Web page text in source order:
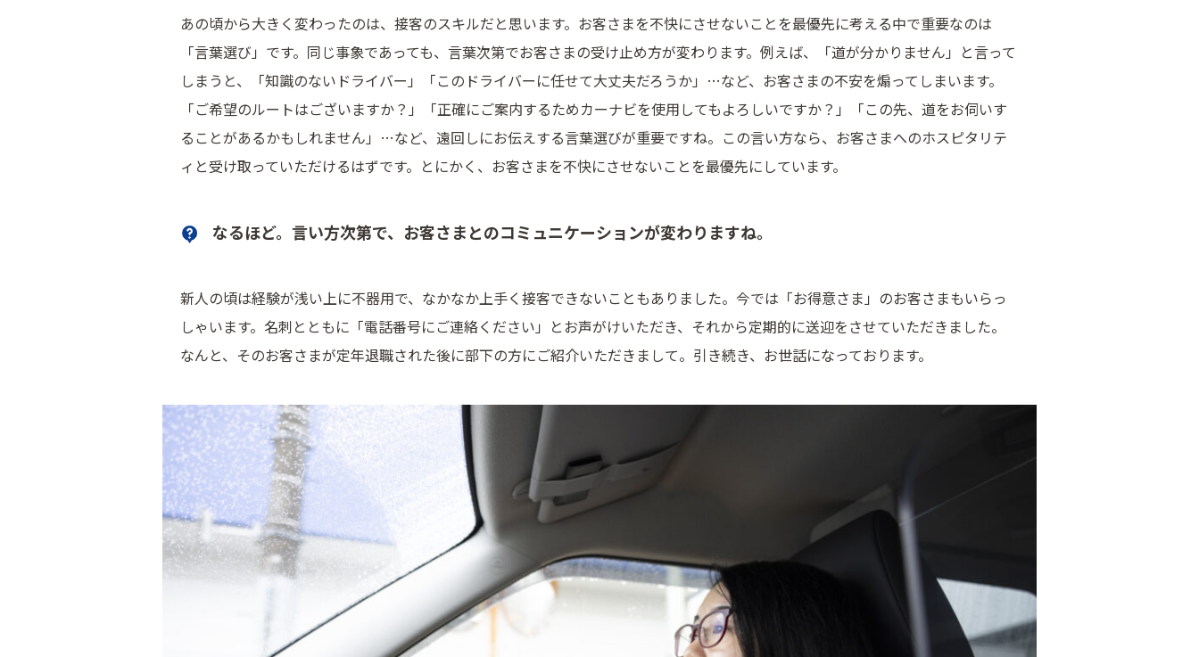
あの頃から大きく変わったのは、接客のスキルだと思います。お客さまを不快にさせないことを最優先に考える中で重要なのは
「言葉選び」です。同じ事象であっても、言葉次第でお客さまの受け止め方が変わります。例えば、「道が分かりません」と言って
しまうと、「知識のないドライバー」「このドライバーに任せて大丈夫だろうか」…など、お客さまの不安を煽ってしまいます。
「ご希望のルートはございますか？」「正確にご案内するためカーナビを使用してもよろしいですか？」「この先、道をお伺いす
ることがあるかもしれません」…など、遠回しにお伝えする言葉選びが重要ですね。この言い方なら、お客さまへのホスピタリテ
ィと受け取っていただけるはずです。とにかく、お客さまを不快にさせないことを最優先にしています。
なるほど。言い方次第で、お客さまとのコミュニケーションが変わりますね。
新人の頃は経験が浅い上に不器用で、なかなか上手く接客できないこともありました。今では「お得意さま」のお客さまもいらっ
しゃいます。名刺とともに「電話番号にご連絡ください」とお声がけいただき、それから定期的に送迎をさせていただきました。
なんと、そのお客さまが定年退職された後に部下の方にご紹介いただきまして。引き続き、お世話になっております。